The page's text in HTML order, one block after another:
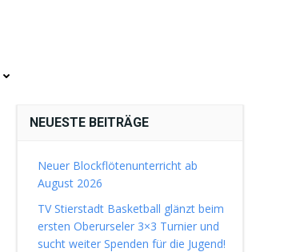
NEUESTE BEITRÄGE
Neuer Blockflötenunterricht ab
August 2026
TV Stierstadt Basketball glänzt beim
ersten Oberurseler 3×3 Turnier und
sucht weiter Spenden für die Jugend!